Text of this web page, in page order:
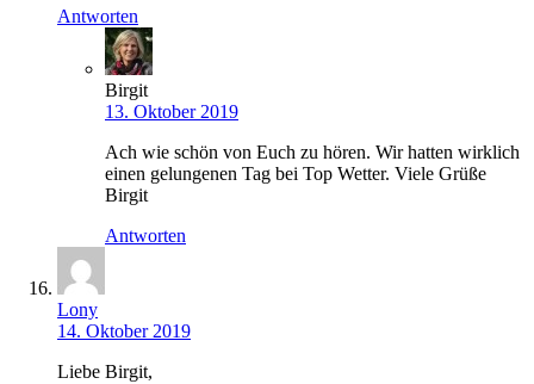
Antworten
Birgit
13. Oktober 2019
Ach wie schön von Euch zu hören. Wir hatten wirklich
einen gelungenen Tag bei Top Wetter. Viele Grüße
Birgit
Antworten
Lony
14. Oktober 2019
Liebe Birgit,